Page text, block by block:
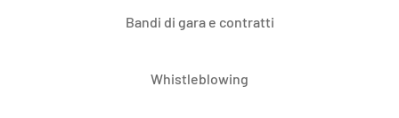
Bandi di gara e contratti
Whistleblowing